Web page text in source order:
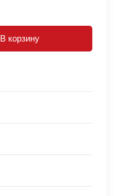
В корзину